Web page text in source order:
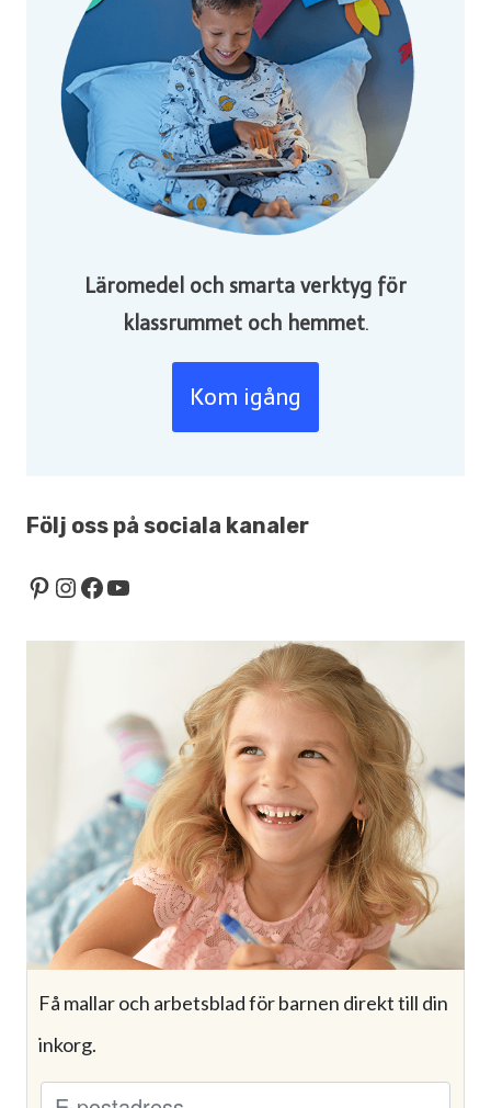
Läromedel och smarta verktyg för
klassrummet och hemmet.
Kom igång
Följ oss på sociala kanaler
Pinterest
Instagram
Facebook
YouTube
Få mallar och arbetsblad för barnen direkt till din
inkorg.